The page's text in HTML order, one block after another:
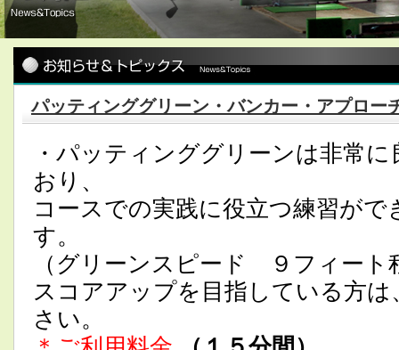
パッティンググリーン・バンカー・アプロー
・パッティンググリーンは非常
おり、
コースでの実践に役立つ練習が
す。
（グリーンスピード ９フィート
スコアアップを目指している方
さい。